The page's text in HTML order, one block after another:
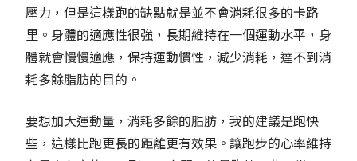
壓力，但是這樣跑的缺點就是並不會消耗很多的卡路
里。身體的適應性很強，長期維持在一個運動水平，身
體就會慢慢適應，保持運動慣性，減少消耗，達不到消
耗多餘脂肪的目的。
要想加大運動量，消耗多餘的脂肪，我的建議是跑快
些，這樣比跑更長的距離更有效果。讓跑步的心率維持